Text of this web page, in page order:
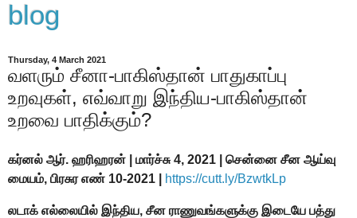
blog
Thursday, 4 March 2021
வளரும் சீனா-பாகிஸ்தான் பாதுகாப்பு
உறவுகள், எவ்வாறு இந்திய-பாகிஸ்தான்
உறவை பாதிக்கும்?
கர்னல் ஆர். ஹரிஹரன் | மார்ச்சு 4, 2021 | சென்னை சீன ஆய்வு
மையம், பிரசுர எண் 10-2021 |
https://cutt.ly/BzwtkLp
லடாக் எல்லையில் இந்திய, சீன ராணுவங்களுக்கு இடையே பத்து